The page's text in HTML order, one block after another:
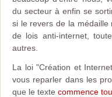
du secteur à enfin se
si le revers de la médaille
de lois anti-internet,
autres.
La loi "Création et
vous reparler dans les
que le texte commence